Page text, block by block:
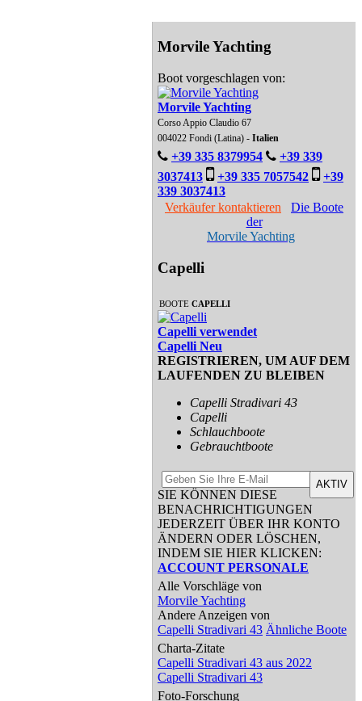
Morvile Yachting
Boot vorgeschlagen von:
Morvile Yachting
Corso Appio Claudio 67
004022 Fondi (Latina) - Italien
+39 335 8379954
+39 339
3037413
+39 335 7057542
+39
339 3037413
Verkäufer kontaktieren
Die Boote
der
Morvile Yachting
Capelli
BOOTE CAPELLI
Capelli verwendet
Capelli Neu
REGISTRIEREN, UM AUF DEM
LAUFENDEN ZU BLEIBEN
Capelli Stradivari 43
Capelli
Schlauchboote
Gebrauchtboote
AKTIV
SIE KÖNNEN DIESE
BENACHRICHTIGUNGEN
JEDERZEIT ÜBER IHR KONTO
ÄNDERN ODER LÖSCHEN,
INDEM SIE HIER KLICKEN:
ACCOUNT PERSONALE
Alle Vorschläge von
Morvile Yachting
Andere Anzeigen von
Capelli Stradivari 43 Ähnliche Boote
Charta-Zitate
Capelli Stradivari 43 aus 2022
Capelli Stradivari 43
Foto-Forschung